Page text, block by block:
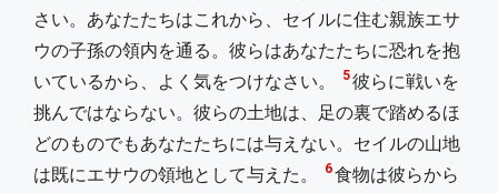
さい。あなたたちはこれから、セイルに住む親族エサ
ウの子孫の領内を通る。彼らはあなたたちに恐れを抱
いているから、よく気をつけなさい。
5彼らに戦いを
挑んではならない。彼らの土地は、足の裏で踏めるほ
どのものでもあなたたちには与えない。セイルの山地
は既にエサウの領地として与えた。
6食物は彼らから